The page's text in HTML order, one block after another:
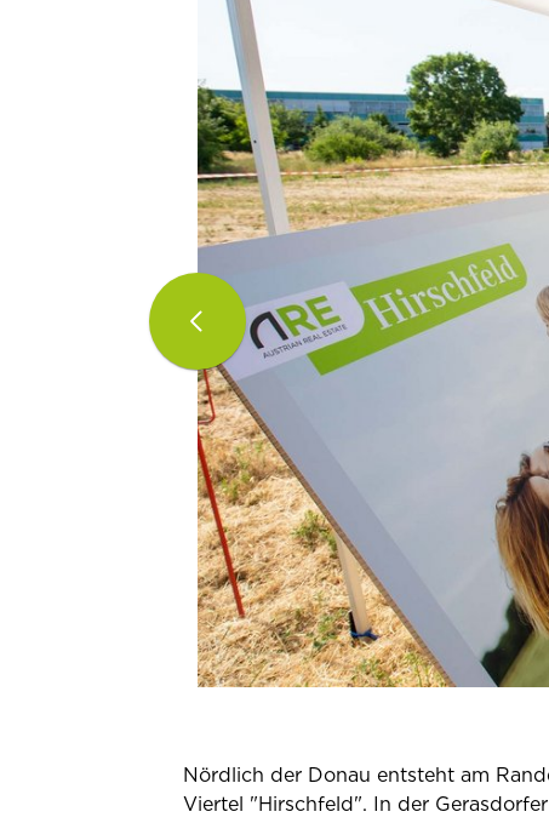
Nördlich der Donau entsteht am
Viertel "Hirschfeld". In der